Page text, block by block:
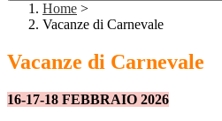
Home >
Vacanze di Carnevale
Vacanze di Carnevale
16-17-18 FEBBRAIO 2026